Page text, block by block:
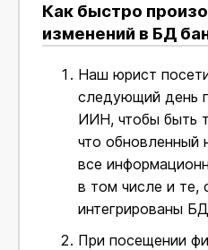
Как быстро
изменений в БД
Наш юрист
следующий день
ИИН, чтобы быть
что обновленный
все
в том числе и те,
интегрированы
При посещении